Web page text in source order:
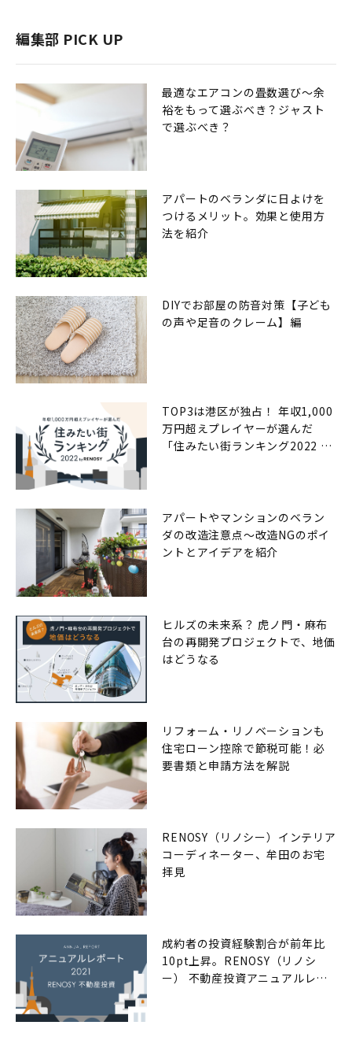
編集部 PICK UP
最適なエアコンの畳数選び〜余
裕をもって選ぶべき？ジャスト
で選ぶべき？
アパートのベランダに日よけを
つけるメリット。効果と使用方
法を紹介
DIYでお部屋の防音対策【子ども
の声や足音のクレーム】編
TOP3は港区が独占！ 年収1,000
万円超えプレイヤーが選んだ
「住みたい街ランキング2022 by
アパートやマンションのベラン
ダの改造注意点〜改造NGのポイ
ントとアイデアを紹介
ヒルズの未来系？ 虎ノ門・麻布
台の再開発プロジェクトで、地価
はどうなる
リフォーム・リノベーションも
住宅ローン控除で節税可能！必
要書類と申請方法を解説
RENOSY（リノシー）インテリア
コーディネーター、牟田のお宅
拝見
成約者の投資経験割合が前年比
10pt上昇。RENOSY（リノシ
ー） 不動産投資アニュアルレポ